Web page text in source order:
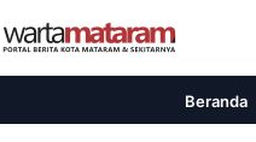
Beranda